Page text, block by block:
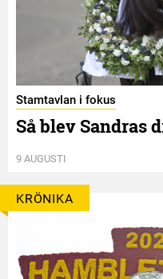
Stamtavlan i fokus
Så blev Sandras
9 AUGUSTI
KRÖNIKA